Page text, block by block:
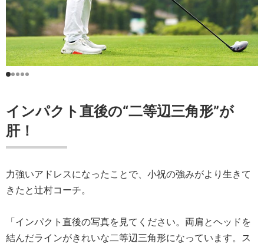
インパクト直後の“二等辺三角形”が
肝！
力強いアドレスになったことで、小祝の強みがより生きて
きたと辻村コーチ。
「インパクト直後の写真を見てください。両肩とヘッドを
結んだラインがきれいな二等辺三角形になっています。ス